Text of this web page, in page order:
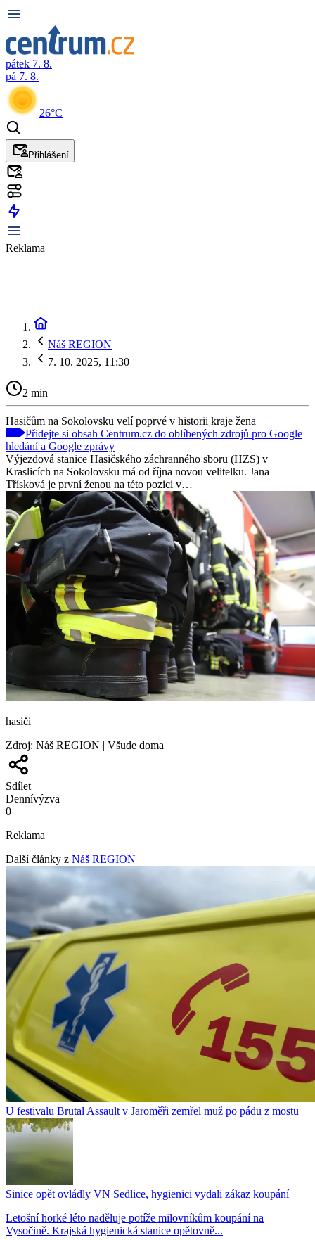
pátek 7. 8.
pá 7. 8.
26°C
Přihlášení
Reklama
Náš REGION
7. 10. 2025, 11:30
2 min
Hasičům na Sokolovsku velí poprvé v historii kraje žena
Přidejte si obsah Centrum.cz do oblíbených zdrojů pro Google
hledání a Google zprávy
Výjezdová stanice Hasičského záchranného sboru (HZS) v
Kraslicích na Sokolovsku má od října novou velitelku. Jana
Třísková je první ženou na této pozici v…
hasiči
Zdroj: Náš REGION | Všude doma
Sdílet
Dennívýzva
0
Reklama
Další články z Náš REGION
U festivalu Brutal Assault v Jaroměři zemřel muž po pádu z mostu
Sinice opět ovládly VN Sedlice, hygienici vydali zákaz koupání
Letošní horké léto naděluje potíže milovníkům koupání na
Vysočině. Krajská hygienická stanice opětovně...